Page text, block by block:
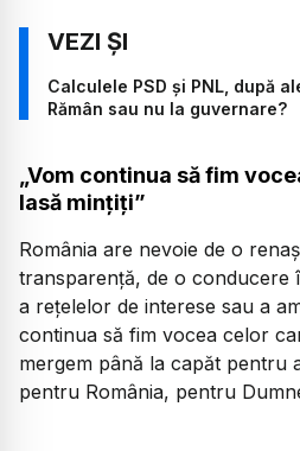
Calculele PSD și PNL, după
Rămân sau nu la guvernare?
„Vom continua să fim
lasă mințiți”
România are nevoie de o
transparență, de o conducere
a rețelelor de interese sau a
continua să fim vocea celor
mergem până la capăt pentru
pentru România, pentru